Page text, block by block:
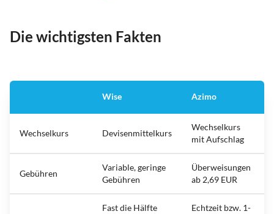
Die wichtigsten Fakten
Wise Azimo
Wechselkurs Devisenmittelkurs
Wechselkurs
mit Aufschlag
Gebühren
Variable, geringe
Gebühren
Überweisungen
ab 2,69 EUR
Fast die Hälfte
Echtzeit bzw. 1-